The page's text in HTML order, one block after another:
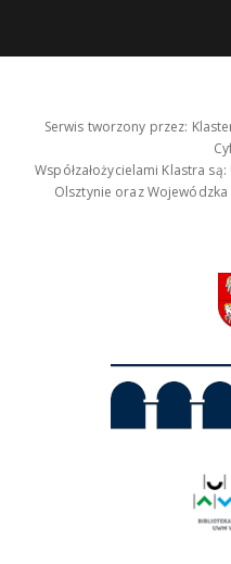
Serwis tworzony przez:
Współzałożycielami Klastra
Olsztynie oraz